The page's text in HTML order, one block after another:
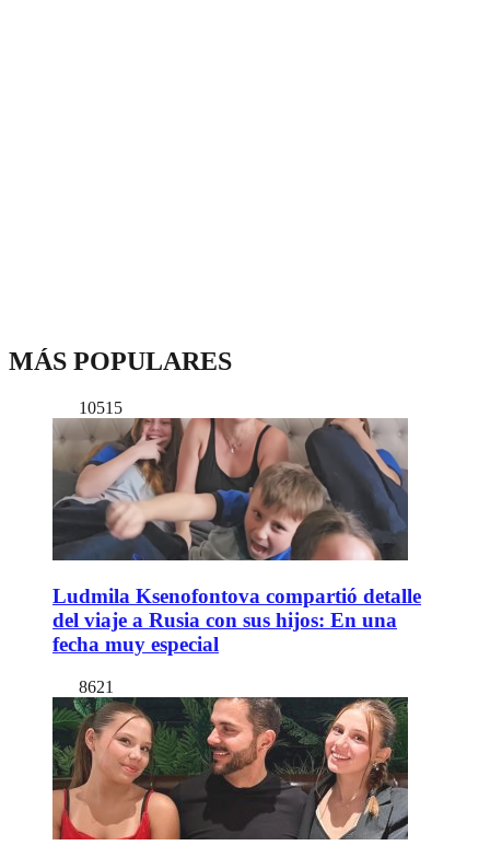
MÁS POPULARES
10515
Ludmila Ksenofontova compartió detalle
del viaje a Rusia con sus hijos: En una
fecha muy especial
8621